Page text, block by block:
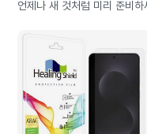
언제나 새 것처럼 미리 준비하